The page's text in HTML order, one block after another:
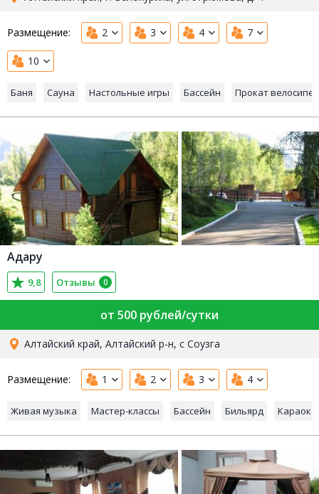
Размещение: 2 3 4 7
10
Баня Сауна Настольные игры Бассейн Прокат
Адару
9,8 Отзывы 0
от 500 рублей/сутки
Алтайский край, Алтайский р-н, с Соузга
Размещение: 1 2 3 4
Живая музыка Мастер-классы Бассейн Бильярд Караоке